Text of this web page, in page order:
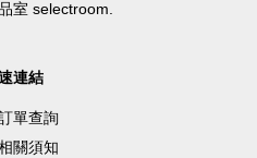
室 selectroom.
連結
單查詢
關須知